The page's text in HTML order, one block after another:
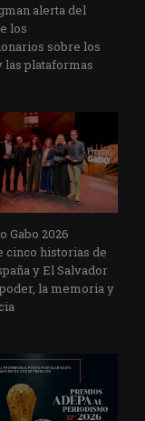
alerta del
los
sobre los
las plataformas
Gabo 2026
cinco historias de
y El Salvador
la memoria y